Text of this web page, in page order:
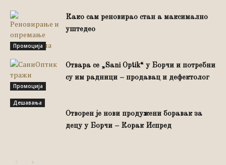
Промоција
Како сам реновирао стан а максимално
уштедео
Промоција
Отвара се „Sani Optik“ у Борчи и потребни
су им радници – продавац и дефектолог
Дешавања
Отворен је нови продужени боравак за
децу у Борчи – Корак Испред